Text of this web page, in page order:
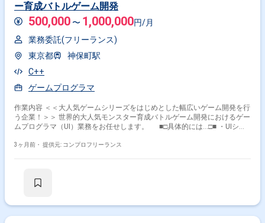
ー育成バトルゲーム開発
500,000 〜 1,000,000円/月
業務委託(フリーランス)
東京都
神保町駅
C++
ゲームプログラマ
作業内容 ＜＜大人気ゲームシリーズをはじめとした幅広いゲーム開発を行
う企業！＞＞ 世界的大人気モンスター育成バトルゲーム開発におけるゲー
ムプログラマ（UI）業務をお任せします。 ■□具体的には…□■ ・UIシス
グ ＜こんな方におすすめです！＞ ・新しい技術やツールを積極的に学
3ヶ月前・ 提供元: コンプロフリーランス